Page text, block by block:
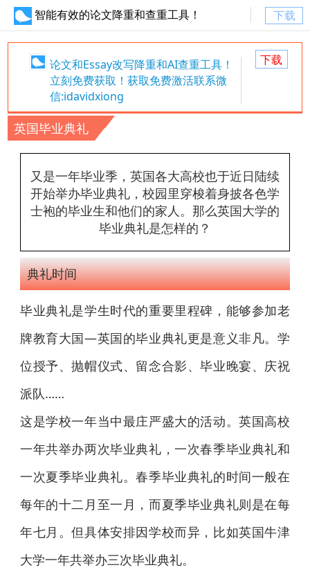
智能有效的论文降重和查重工具！ 下载
论文和Essay改写降重和AI查重工具！
立刻免费获取！获取免费激活联系微
信:idavidxiong
下载
英国毕业典礼
又是一年毕业季，英国各大高校也于近日陆续
开始举办毕业典礼，校园里穿梭着身披各色学
士袍的毕业生和他们的家人。那么英国大学的
毕业典礼是怎样的？
典礼时间
毕业典礼是学生时代的重要里程碑，能够参加老
牌教育大国—英国的毕业典礼更是意义非凡。学
位授予、抛帽仪式、留念合影、毕业晚宴、庆祝
派队……
这是学校一年当中最庄严盛大的活动。英国高校
一年共举办两次毕业典礼，一次春季毕业典礼和
一次夏季毕业典礼。春季毕业典礼的时间一般在
每年的十二月至一月，而夏季毕业典礼则是在每
年七月。但具体安排因学校而异，比如英国牛津
大学一年共举办三次毕业典礼。